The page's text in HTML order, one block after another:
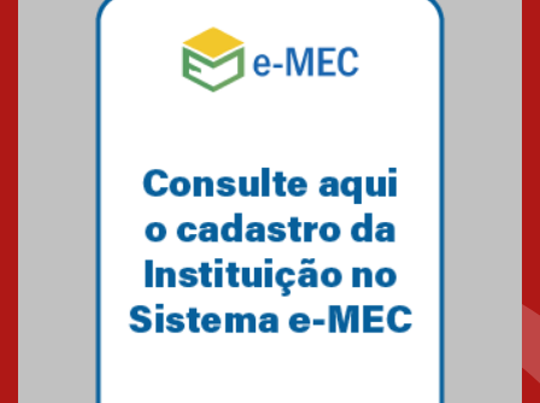
Mackenzie recepciona os
calouros do segundo semestre
Como o Colégio Mackenzie
Brasília prepara seus
estudantes para o PAS antes
mesmo do Ensino Médio